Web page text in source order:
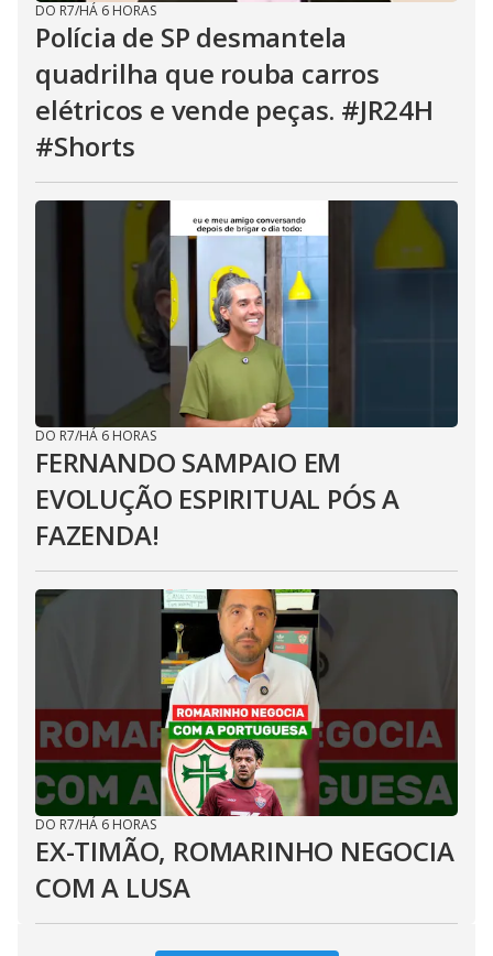
DO R7/HÁ 6 HORAS
Polícia de SP desmantela
quadrilha que rouba carros
elétricos e vende peças. #JR24H
#Shorts
DO R7/HÁ 6 HORAS
FERNANDO SAMPAIO EM
EVOLUÇÃO ESPIRITUAL PÓS A
FAZENDA!
DO R7/HÁ 6 HORAS
EX-TIMÃO, ROMARINHO NEGOCIA
COM A LUSA